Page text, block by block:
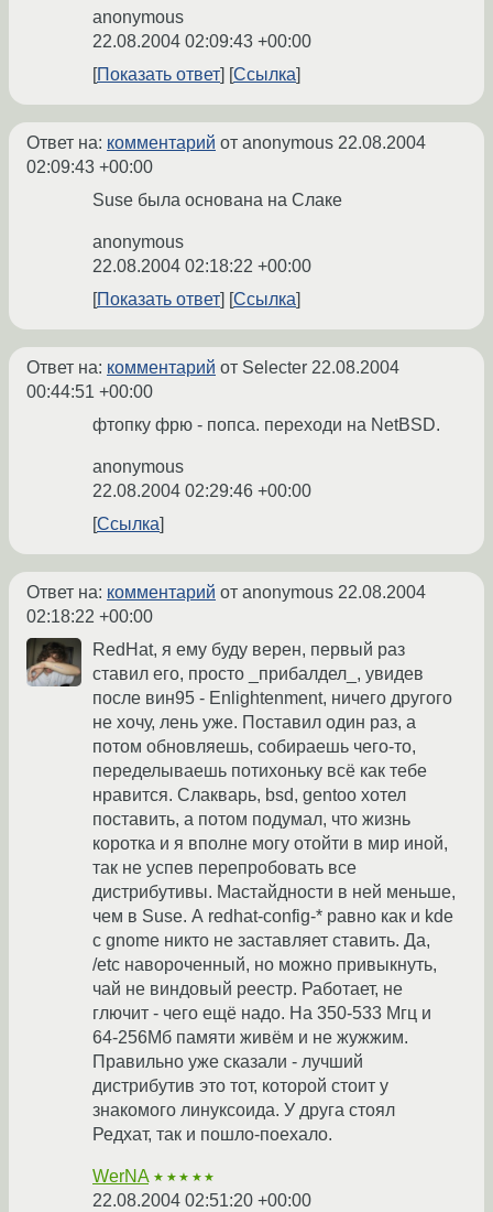
anonymous
22.08.2004 02:09:43 +00:00
Показать ответ
Ссылка
Ответ на: комментарий от anonymous 22.08.2004
02:09:43 +00:00
Suse была основана на Слаке
anonymous
22.08.2004 02:18:22 +00:00
Показать ответ
Ссылка
Ответ на: комментарий от Selecter 22.08.2004
00:44:51 +00:00
фтопку фрю - попса. переходи на NetBSD.
anonymous
22.08.2004 02:29:46 +00:00
Ссылка
Ответ на: комментарий от anonymous 22.08.2004
02:18:22 +00:00
RedHat, я ему буду верен, первый раз
ставил его, просто _прибалдел_, увидев
после вин95 - Enlightenment, ничего другого
не хочу, лень уже. Поставил один раз, а
потом обновляешь, собираешь чего-то,
переделываешь потихоньку всё как тебе
нравится. Слакварь, bsd, gentoo хотел
поставить, а потом подумал, что жизнь
коротка и я вполне могу отойти в мир иной,
так не успев перепробовать все
дистрибутивы. Мастайдности в ней меньше,
чем в Suse. А redhat-config-* равно как и kde
с gnome никто не заставляет ставить. Да,
/etc навороченный, но можно привыкнуть,
чай не виндовый реестр. Работает, не
глючит - чего ещё надо. На 350-533 Мгц и
64-256Мб памяти живём и не жужжим.
Правильно уже сказали - лучший
дистрибутив это тот, которой стоит у
знакомого линуксоида. У друга стоял
Редхат, так и пошло-поехало.
WerNA ★★★★★
22.08.2004 02:51:20 +00:00